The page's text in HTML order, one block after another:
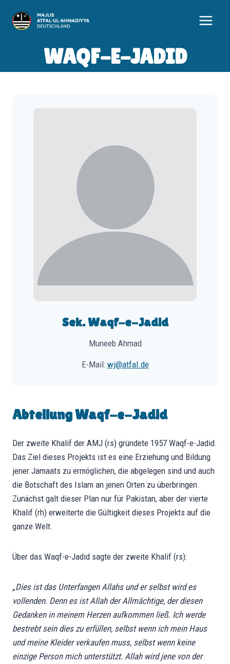
Inhalt
WAQF-E-JADID
Sek. Waqf-e-Jadid
Muneeb Ahmad
E-Mail: wj@atfal.de
Abteilung Waqf-e-Jadid
Der zweite Khalif der AMJ (rs) gründete 1957 Waqf-e-Jadid.
Das Ziel dieses Projekts ist es eine Erziehung und Bildung
jener Jamaats zu ermöglichen, die abgelegen sind und auch
die Botschaft des Islam an jenen Orten zu überbringen.
Zunächst galt dieser Plan nur für Pakistan, aber der vierte
Khalif (rh) erweiterte die Gültigkeit dieses Projekts auf die
ganze Welt.
Über das Waqf-e-Jadid sagte der zweite Khalif (rs):
„Dies ist das Unterfangen Allahs und er selbst wird es
vollenden. Denn es ist Allah der Allmächtige, der diesen
Gedanken in meinem Herzen aufkommen ließ. Ich werde
bestrebt sein dies zu erfüllen, selbst wenn ich mein Haus
und meine Kleider verkaufen muss, selbst wenn keine
einzige Person mich unterstützt. Allah wird jene von der